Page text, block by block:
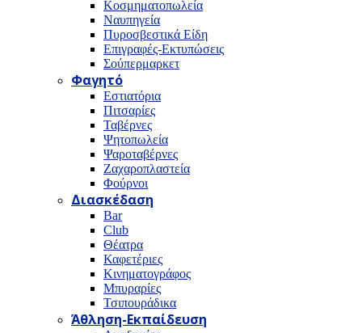
Κοσμηματοπωλεία
Ναυπηγεία
Πυροσβεστικά Είδη
Επιγραφές-Εκτυπώσεις
Σούπερμαρκετ
Φαγητό
Εστιατόρια
Πιτσαρίες
Ταβέρνες
Ψητοπωλεία
Ψαροταβέρνες
Ζαχαροπλαστεία
Φούρνοι
Διασκέδαση
Bar
Club
Θέατρα
Καφετέριες
Κινηματογράφος
Μπυραρίες
Τσιπουράδικα
Άθληση-Εκπαίδευση